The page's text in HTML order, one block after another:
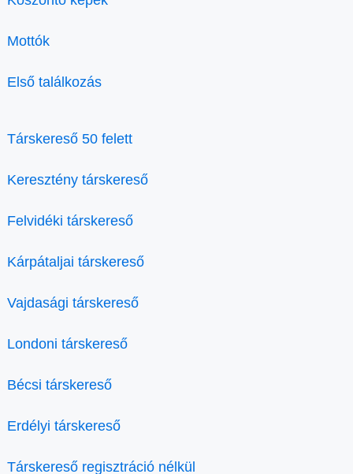
Mottók
Első találkozás
Társkereső 50 felett
Keresztény társkereső
Felvidéki társkereső
Kárpátaljai társkereső
Vajdasági társkereső
Londoni társkereső
Bécsi társkereső
Erdélyi társkereső
Társkereső regisztráció nélkül